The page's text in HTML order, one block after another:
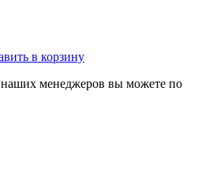
в корзину
менеджеров вы можете по